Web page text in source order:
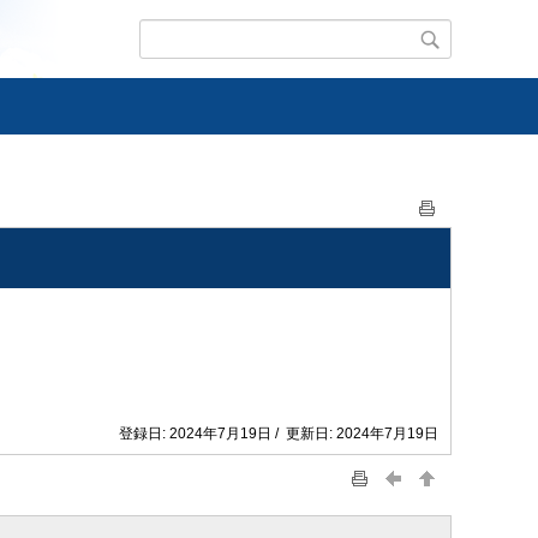
登録日: 2024年7月19日 / 更新日: 2024年7月19日